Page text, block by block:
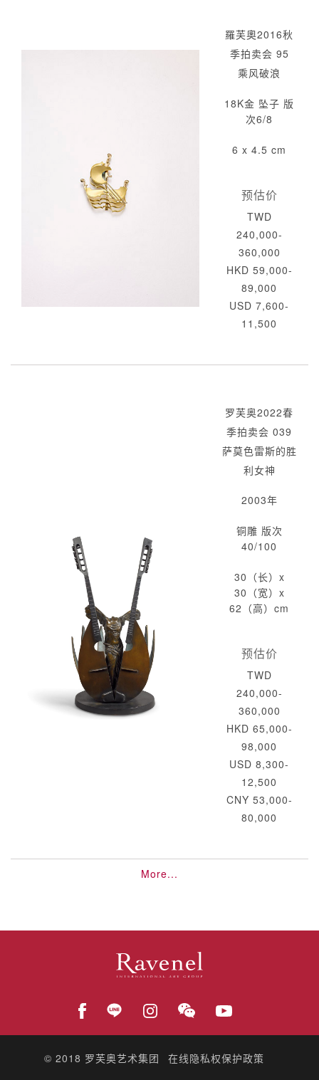
羅芙奧2016秋
季拍卖会 95
乘风破浪
18K金 坠子 版
次6/8
6 x 4.5 cm
预估价
TWD
240,000-
360,000
HKD 59,000-
89,000
USD 7,600-
11,500
罗芙奥2022春
季拍卖会 039
萨莫色雷斯的胜
利女神
2003年
铜雕 版次
40/100
30（长）x
30（宽）x
62（高）cm
预估价
TWD
240,000-
360,000
HKD 65,000-
98,000
USD 8,300-
12,500
CNY 53,000-
80,000
More...
© 2018 罗芙奥艺术集团 在线隐私权保护政策